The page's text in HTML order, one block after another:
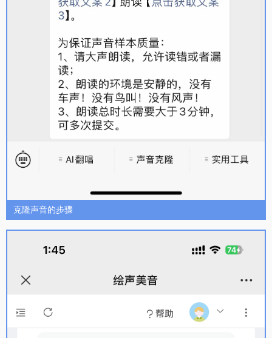
克隆声音的步骤